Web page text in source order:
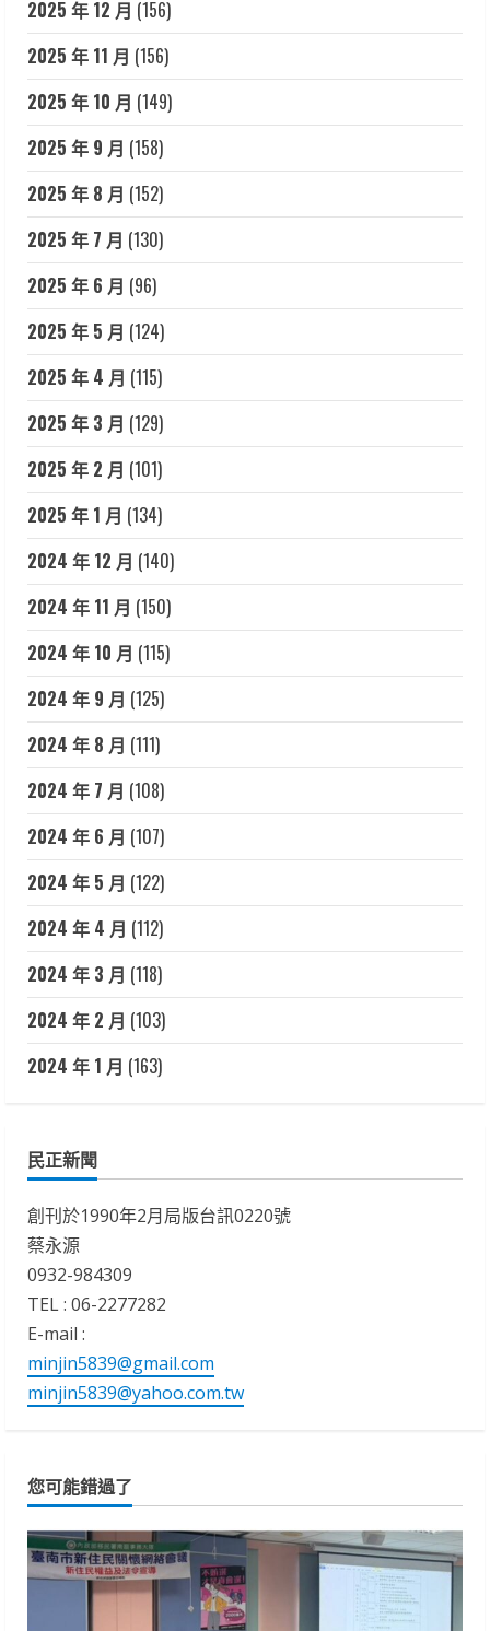
2025 年 12 月 (156)
2025 年 11 月 (156)
2025 年 10 月 (149)
2025 年 9 月 (158)
2025 年 8 月 (152)
2025 年 7 月 (130)
2025 年 6 月 (96)
2025 年 5 月 (124)
2025 年 4 月 (115)
2025 年 3 月 (129)
2025 年 2 月 (101)
2025 年 1 月 (134)
2024 年 12 月 (140)
2024 年 11 月 (150)
2024 年 10 月 (115)
2024 年 9 月 (125)
2024 年 8 月 (111)
2024 年 7 月 (108)
2024 年 6 月 (107)
2024 年 5 月 (122)
2024 年 4 月 (112)
2024 年 3 月 (118)
2024 年 2 月 (103)
2024 年 1 月 (163)
民正新聞
創刊於1990年2月局版台訊0220號
蔡永源
0932-984309
TEL : 06-2277282
E-mail :
minjin5839@gmail.com
minjin5839@yahoo.com.tw
您可能錯過了